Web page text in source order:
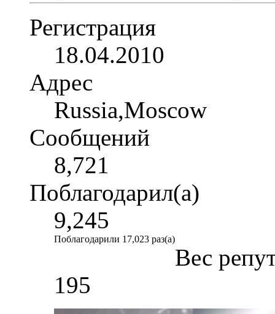
Регистрация
18.04.2010
Адрес
Russia,Moscow
Сообщений
8,721
Поблагодарил(а)
9,245
Поблагодарили 17,023 раз(а)
Вес
195